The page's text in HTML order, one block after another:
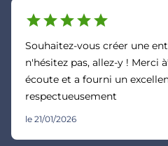
starstarstarstarstar
Souhaitez-vous créer une
n'hésitez pas, allez-y ! Merci
écoute et a fourni un
respectueusement
le 21/01/2026